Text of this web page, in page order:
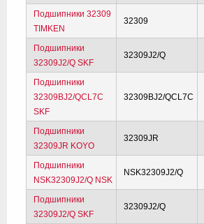
Подшипники 32309
TIMKEN
32309
Подшипники
32309J2/Q SKF
32309J2/Q
Подшипники
32309BJ2/QCL7C
SKF
32309BJ2/QCL7C
Подшипники
32309JR KOYO
32309JR
Подшипники
NSK32309J2/Q NSK
NSK32309J2/Q
Подшипники
32309J2/Q SKF
32309J2/Q